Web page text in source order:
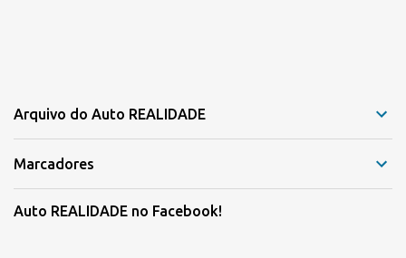
Arquivo do Auto REALIDADE
Marcadores
Auto REALIDADE no Facebook!